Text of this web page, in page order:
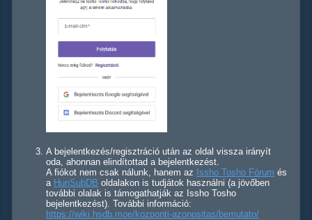
A bejelentkezés/regisztráció után az oldal vissza irányít
oda, ahonnan elindítottad a bejelentkezést.
A fiókot nem csak nálunk, hanem az Issho Tosho Fórum és
a HunSubDB oldalakon is tudjátok használni (a jövőben
további olalak is támogathatják az Issho Tosho
bejelentkezést). További információ:
https://wiki.hsdb.moe/kozponti-azonositas/bemutato/